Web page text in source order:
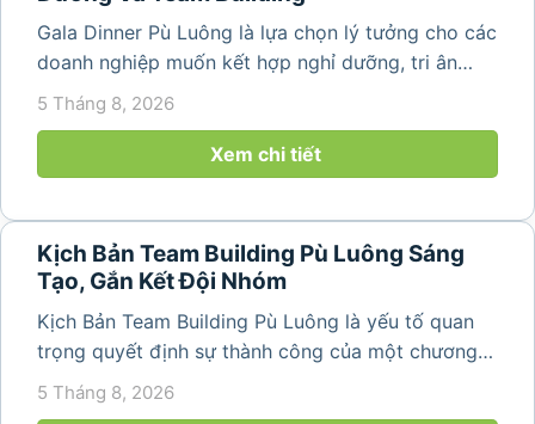
Gala Dinner Pù Luông là lựa chọn lý tưởng cho các
doanh nghiệp muốn kết hợp nghỉ dưỡng, tri ân
nhân viên và xây dựng tinh thần đồng đội trong
núi rừng hùng vĩ, không khí...
5 Tháng 8, 2026
Xem chi tiết
Kịch Bản Team Building Pù Luông Sáng
Tạo, Gắn Kết Đội Nhóm
Kịch Bản Team Building Pù Luông là yếu tố quan
trọng quyết định sự thành công của một chương
trình du lịch doanh nghiệp. Một kịch bản được xây
dựng bài bản không chỉ mang đến những phút
5 Tháng 8, 2026